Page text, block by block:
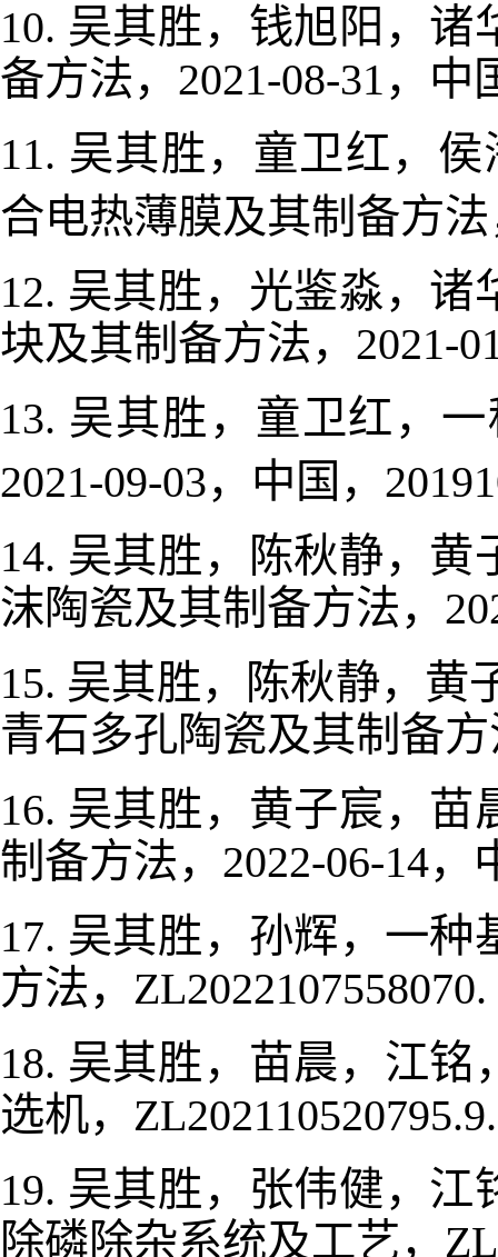
10. 吴其胜，钱旭阳，诸
备方法， 2021-08-31 ，中
11. 吴其胜，童卫红，
合电热薄膜及其制备方
12. 吴其胜，光鉴淼，诸
块及其制备方法， 2021-
13. 吴其胜，童卫红，
2021-09-03，中国，
14. 吴其胜，陈秋静，黄
沫陶瓷及其制备方法，
15. 吴其胜，陈秋静，黄
青石多孔陶瓷及其制备
16. 吴其胜，黄子宸，苗
制备方法， 2022-06-14，
17. 吴其胜，孙辉，一种
方法， ZL2022107558070.
18. 吴其胜，苗晨，江铭
选机， ZL202110520795.9.
19. 吴其胜，张伟健，江
除磷除杂系统及工艺，